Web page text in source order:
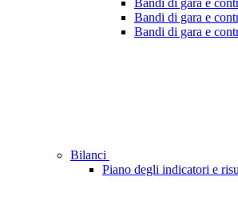
Bandi di gara e
Bandi di gara e
Bandi di gara e
Bilanci
Piano degli indicatori e